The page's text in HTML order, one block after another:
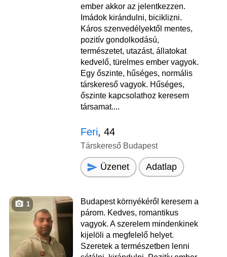
ember akkor az jelentkezzen.
Imádok kirándulni, biciklizni.
Káros szenvedélyektől mentes,
pozitív gondolkodású,
természetet, utazást, állatokat
kedvelő, türelmes ember vagyok.
Egy őszinte, hűséges, normális
társkereső vagyok. Hűséges,
őszinte kapcsolathoz keresem
társamat....
Feri, 44
Társkereső Budapest
Üzenet Adatlap
1
Budapest környékéről keresem a
párom. Kedves, romantikus
vagyok. A szerelem mindenkinek
kijelöli a megfelelő helyet.
Szeretek a természetben lenni